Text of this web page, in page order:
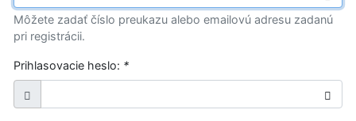
Môžete zadať číslo preukazu alebo emailovú adresu zadanú
pri registrácii.
Prihlasovacie heslo: *